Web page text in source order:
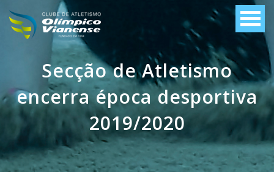
Secção de Atletismo
encerra época desportiva
2019/2020